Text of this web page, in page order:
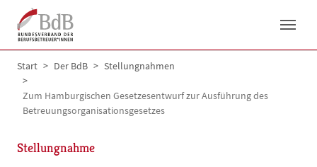
Skip to main navigation
Skip to main content
Skip to page footer
You are here:
Start Der BdB Stellungnahmen
Zum Hamburgischen Gesetzesentwurf zur Ausführung des
Betreuungsorganisationsgesetzes
Stellungnahme